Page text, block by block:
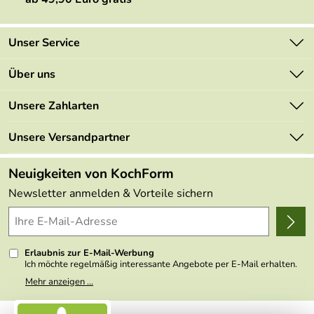
Unser Service
Kontakt
Mehrwertsteuerfrei
Retourenportal
FAQs
Lieferbedingungen
Delivery Terms
Kundenlogin
Über uns
Marken
Angebote
Made in Germany
Themen
Wir über uns
Presse
Unsere Zahlarten
Unsere Versandpartner
Neuigkeiten von KochForm
Newsletter anmelden & Vorteile sichern
Erlaubnis zur E-Mail-Werbung
Ich möchte regelmäßig interessante Angebote per E-Mail erhalten.
Meine E-Mail-Adresse wird nicht an andere Unternehmen
weitergegeben. Zu statistischen Zwecken wird in anonymer Form
nicht erkennbar, welche konkrete Person geklickt hat. Diese
Mehr anzeigen ...